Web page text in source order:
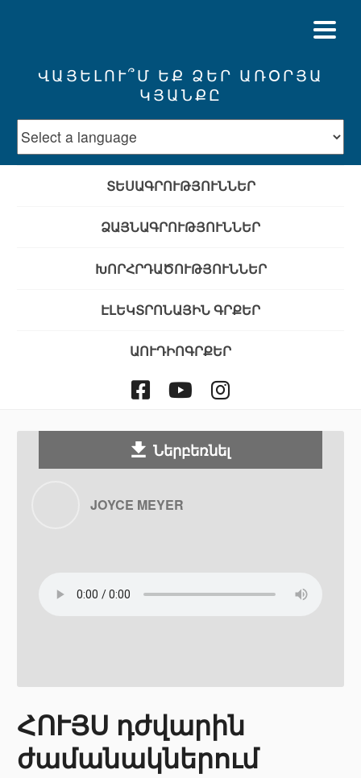
ՎԱՅԵԼՈՒ՞Մ ԵՔ ՁԵՐ ԱՌՕՐՅԱ
ԿՅԱՆՔԸ
ՏԵՍԱԳՐՈՒԹՅՈՒՆՆԵՐ
ՁԱՅՆԱԳՐՈՒԹՅՈՒՆՆԵՐ
ԽՈՐՀՐԴԱԾՈՒԹՅՈՒՆՆԵՐ
ԷԼԵԿՏՐՈՆԱՅԻՆ ԳՐՔԵՐ
ԱՈՒԴԻՈԳՐՔԵՐ
FacebookYoutubeInstragram
JOYCE MEYER
Ներբեռնել
ՀՈՒՅՍ դժվարին
ժամանակներում